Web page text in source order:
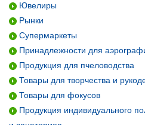
Ювелиры
Рынки
Супермаркеты
Принадлежности для
Продукция для пчеловодства
Товары для творчества и
Товары для фокусов
Продукция индивидуального